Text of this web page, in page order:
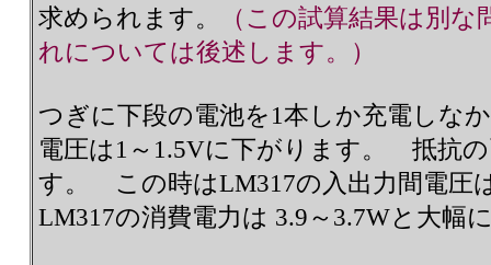
求められます。
（この試算結果は別
れについては後述します。）
つぎに下段の電池を1本しか充電しな
電圧は1～1.5Vに下がります。 抵抗
す。 この時はLM317の入出力間電圧
LM317の消費電力は 3.9～3.7Wと大幅